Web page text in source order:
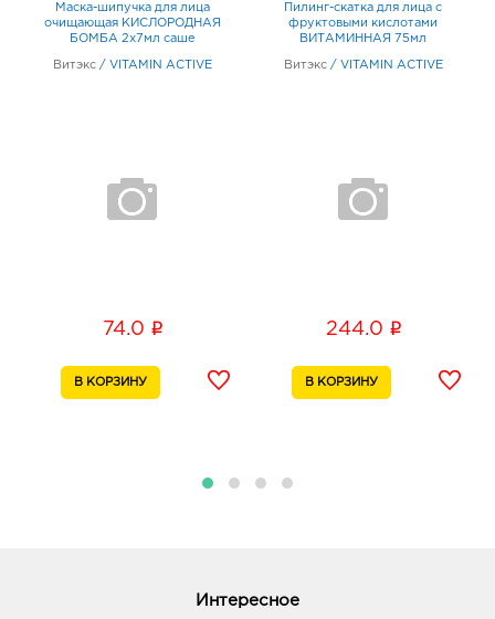
График работы:10:00 - 21:00
Белгород Маяк: 74.0 руб.
308009, Белгородская обл, г Белгород, ул Попова,
д. 36
Белгород Конева: 74.0 руб.
Маска-шипучка для лица
очищающая КИСЛОРОДНАЯ
БОМБА 2х7мл саше
Витэкс / VITAMIN ACTIVE
74.0 i
Пилинг-скатка для лица с
фруктовыми кислотами
ВИТАМИННАЯ 75мл
Витэкс / VITAMIN ACTIVE
244.0 i
Интересное